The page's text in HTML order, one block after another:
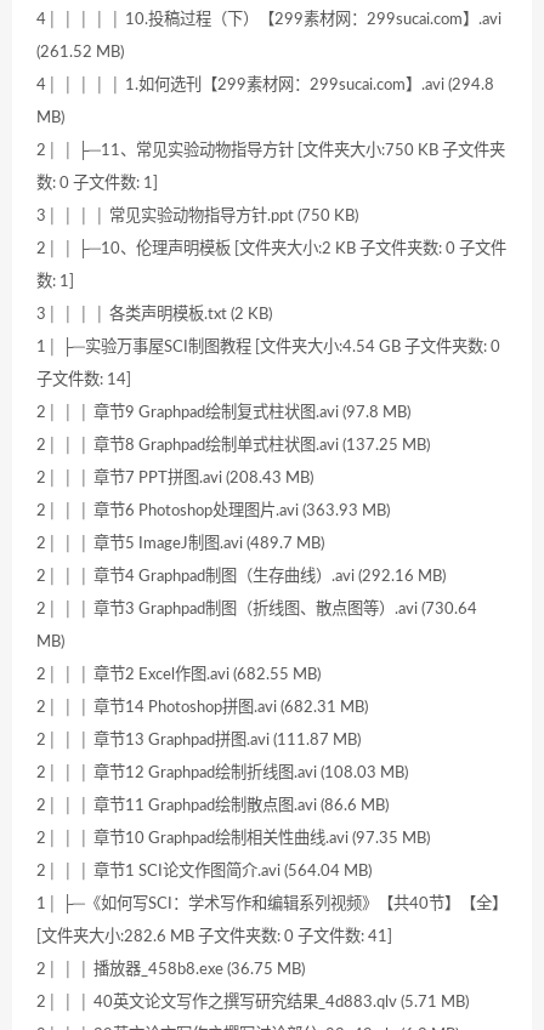
4│ │ │ │ │ 10.投稿过程（下）【299素材网：299sucai.com】.avi
(261.52 MB)
4│ │ │ │ │ 1.如何选刊【299素材网：299sucai.com】.avi (294.8
MB)
2│ │ ├─11、常见实验动物指导方针 [文件夹大小:750 KB 子文件夹
数: 0 子文件数: 1]
3│ │ │ │ 常见实验动物指导方针.ppt (750 KB)
2│ │ ├─10、伦理声明模板 [文件夹大小:2 KB 子文件夹数: 0 子文件
数: 1]
3│ │ │ │ 各类声明模板.txt (2 KB)
1│ ├─实验万事屋SCI制图教程 [文件夹大小:4.54 GB 子文件夹数: 0
子文件数: 14]
2│ │ │ 章节9 Graphpad绘制复式柱状图.avi (97.8 MB)
2│ │ │ 章节8 Graphpad绘制单式柱状图.avi (137.25 MB)
2│ │ │ 章节7 PPT拼图.avi (208.43 MB)
2│ │ │ 章节6 Photoshop处理图片.avi (363.93 MB)
2│ │ │ 章节5 ImageJ制图.avi (489.7 MB)
2│ │ │ 章节4 Graphpad制图（生存曲线）.avi (292.16 MB)
2│ │ │ 章节3 Graphpad制图（折线图、散点图等）.avi (730.64
MB)
2│ │ │ 章节2 Excel作图.avi (682.55 MB)
2│ │ │ 章节14 Photoshop拼图.avi (682.31 MB)
2│ │ │ 章节13 Graphpad拼图.avi (111.87 MB)
2│ │ │ 章节12 Graphpad绘制折线图.avi (108.03 MB)
2│ │ │ 章节11 Graphpad绘制散点图.avi (86.6 MB)
2│ │ │ 章节10 Graphpad绘制相关性曲线.avi (97.35 MB)
2│ │ │ 章节1 SCI论文作图简介.avi (564.04 MB)
1│ ├─《如何写SCI：学术写作和编辑系列视频》【共40节】【全】
[文件夹大小:282.6 MB 子文件夹数: 0 子文件数: 41]
2│ │ │ 播放器_458b8.exe (36.75 MB)
2│ │ │ 40英文论文写作之撰写研究结果_4d883.qlv (5.71 MB)